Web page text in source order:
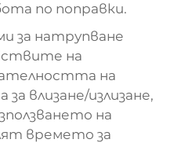
по поправки.
за натрупване
на
на
влизане/излизане,
на
времето за